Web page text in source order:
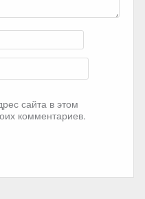
сайта в этом
комментариев.